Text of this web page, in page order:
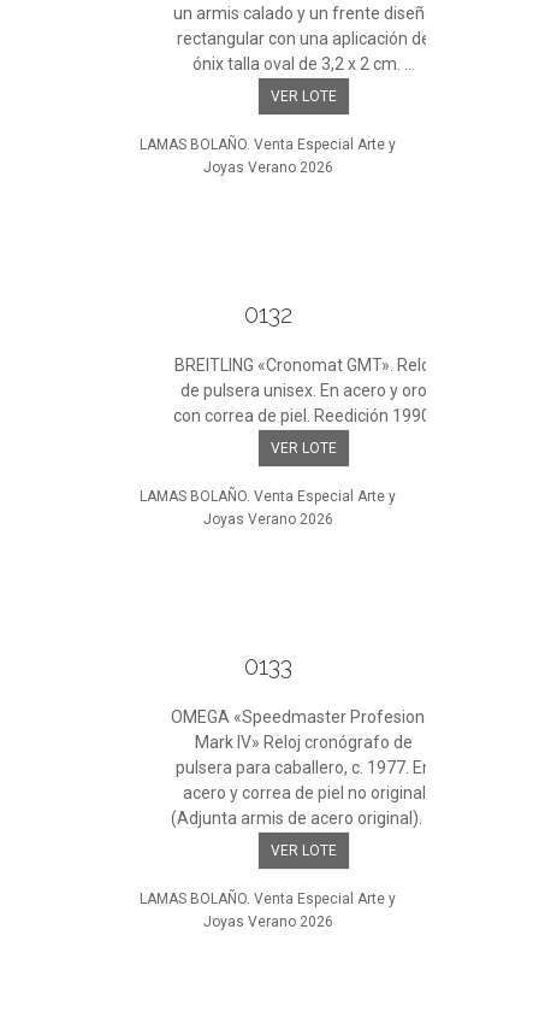
un armis calado y un frente diseño
rectangular con una aplicación de
ónix talla oval de 3,2 x 2 cm. ...
VER LOTE
LAMAS BOLAÑO. Venta Especial Arte y
Joyas Verano 2026
0132
BREITLING «Cronomat GMT». Reloj
de pulsera unisex. En acero y oro
con correa de piel. Reedición 1990.
VER LOTE
LAMAS BOLAÑO. Venta Especial Arte y
Joyas Verano 2026
0133
OMEGA «Speedmaster Profesional
Mark IV» Reloj cronógrafo de
pulsera para caballero, c. 1977. En
acero y correa de piel no original
(Adjunta armis de acero original). ...
VER LOTE
LAMAS BOLAÑO. Venta Especial Arte y
Joyas Verano 2026